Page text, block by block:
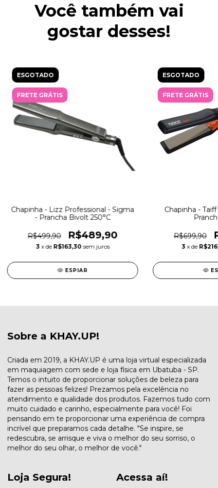
Você também vai
gostar desses!
ESGOTADO
FRETE GRÁTIS
Chapinha - Lizz Professional - Sigma
- Prancha Bivolt 250°C
R$499,90 R$489,90
3 x de R$163,30 sem juros
ESPIAR
ESGOTADO
FRETE GRÁTIS
Chapinha -
R$699,90
3 x de
Sobre a KHAY.UP!
Criada em 2019, a KHAY.UP é uma loja virtual especializada
em maquiagem com sede e loja física em Ubatuba - SP.
Temos o intuito de proporcionar soluções de beleza para
fazer as pessoas felizes! Prezamos pela excelência no
atendimento e qualidade dos produtos. Fazemos tudo com
muito cuidado e carinho, especialmente para você! Foi
pensando em te proporcionar uma experiência de compra
incrível que preparamos cada detalhe. "Se inspire, se
redescubra, se arrisque e viva o melhor do seu sorriso, o
melhor do seu olhar, o melhor de você."
Loja Segura! Acessa aí!